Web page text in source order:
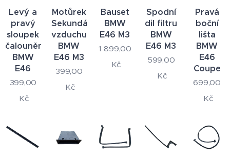
Levý a
pravý
sloupek
čalounění
BMW
E46
399,00
Kč
Motůrek
Sekundárního
vzduchu
BMW
E46 M3
399,00
Kč
Bauset
BMW
E46 M3
1 899,00
Kč
Spodní
dil filtru
BMW
E46 M3
599,00
Kč
Pravá
boční
lišta
BMW
E46
Coupe
699,00
Kč